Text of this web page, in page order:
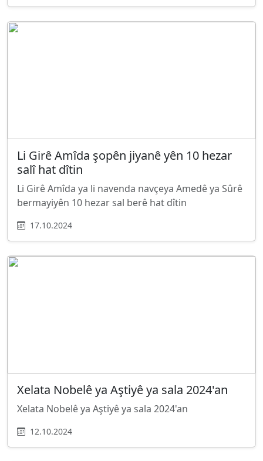
Li Girê Amîda şopên jiyanê yên 10 hezar
salî hat dîtin
Li Girê Amîda ya li navenda navçeya Amedê ya Sûrê
bermayiyên 10 hezar sal berê hat dîtin
17.10.2024
Xelata Nobelê ya Aştiyê ya sala 2024'an
Xelata Nobelê ya Aştiyê ya sala 2024'an
12.10.2024